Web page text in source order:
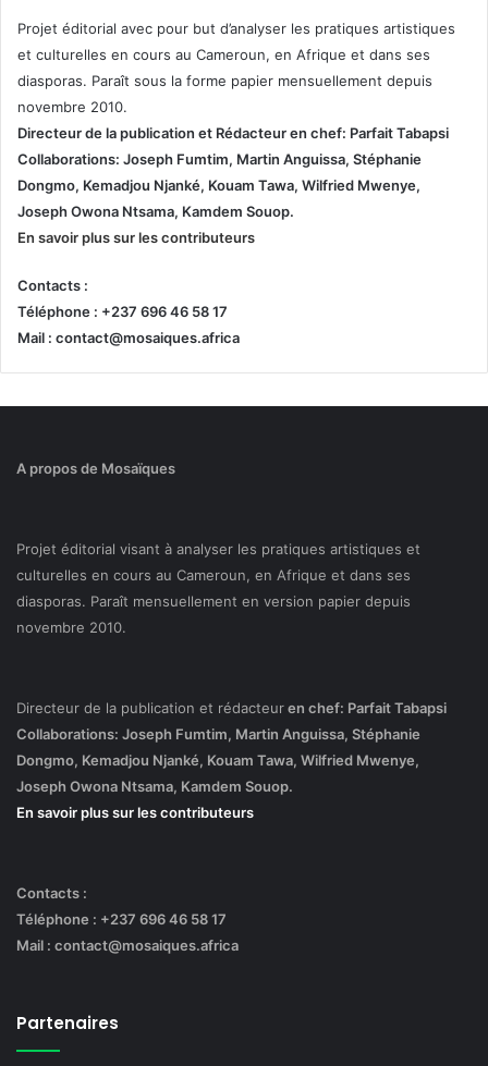
Projet éditorial avec pour but d’analyser les pratiques artistiques
et culturelles en cours au Cameroun, en Afrique et dans ses
diasporas. Paraît sous la forme papier mensuellement depuis
novembre 2010.
Directeur de la publication et Rédacteur en chef: Parfait Tabapsi
Collaborations: Joseph Fumtim, Martin Anguissa, Stéphanie
Dongmo, Kemadjou Njanké, Kouam Tawa, Wilfried Mwenye,
Joseph Owona Ntsama, Kamdem Souop.
En savoir plus sur les contributeurs
Contacts :
Téléphone : +237 696 46 58 17
Mail : contact@mosaiques.africa
A propos de Mosaïques
Projet éditorial visant à analyser les pratiques artistiques et
culturelles en cours au Cameroun, en Afrique et dans ses
diasporas. Paraît mensuellement en version papier depuis
novembre 2010.
Directeur de la publication et rédacteuren chef: Parfait Tabapsi
Collaborations: Joseph Fumtim, Martin Anguissa, Stéphanie
Dongmo, Kemadjou Njanké, Kouam Tawa, Wilfried Mwenye,
Joseph Owona Ntsama, Kamdem Souop.
En savoir plus sur les contributeurs
Contacts :
Téléphone : +237 696 46 58 17
Mail : contact@mosaiques.africa
Partenaires